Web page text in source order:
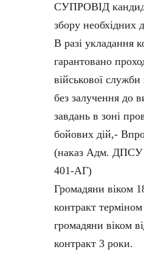
СУПРОВІД
збору необхідних
В разі укладання
гарантовано
військової
без залучення до
завдань в зоні
бойових дій,-
(наказ Адм. ДПСУ
401-АГ)
Громадяни віком
контракт терміном
громадяни віком
контракт 3 роки.